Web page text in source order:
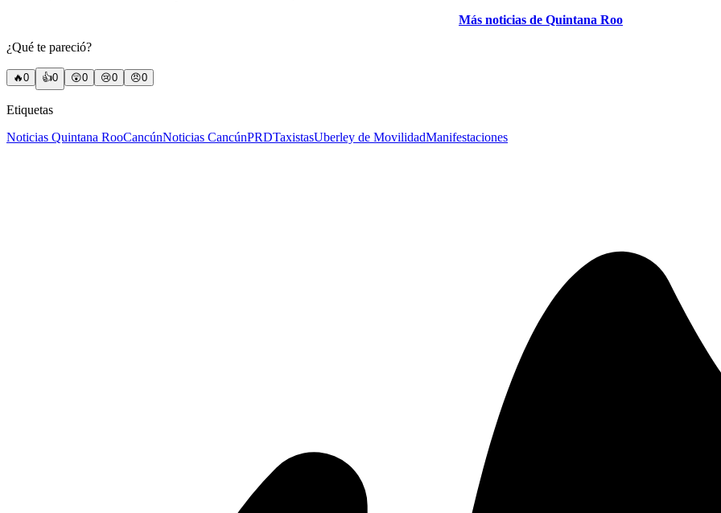
Más noticias de Quintana Roo
¿Qué te pareció?
🔥0 👍0 😲0 😢0 😠0
Etiquetas
Noticias Quintana RooCancúnNoticias CancúnPRDTaxistasUberley de MovilidadManifestaciones